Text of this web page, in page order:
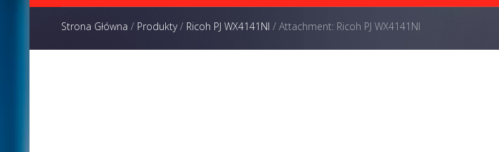
Strona Główna / Produkty/ Ricoh PJ WX4141NI / Attachment: Ricoh PJ WX4141NI